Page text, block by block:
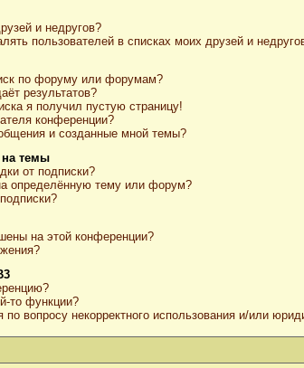
и недругов?
пользователей в списках моих друзей и
по форуму или форумам?
результатов?
я получил пустую страницу!
конференции?
и созданные мной темы?
на темы
от подписки?
определённую тему или форум?
на этой конференции?
то функции?
вопросу некорректного использования и/или